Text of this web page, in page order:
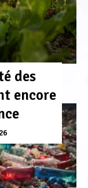
des
encore